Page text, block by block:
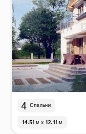
4 Спальни
14.51м x 12.11м